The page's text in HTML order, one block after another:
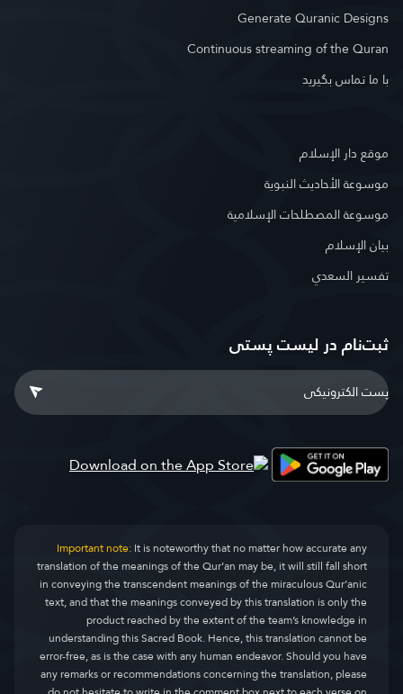
Generate Quranic Designs
Continuous streaming of the Quran
با ما تماس بگیرید
موقع دار الإسلام
موسوعة الأحاديث النبوية
موسوعة المصطلحات الإسلامية
بيان الإسلام
تفسير السعدي
ثبت‌نام در ليست پستى
Important note:It is noteworthy that no matter how accurate any
translation of the meanings of the Qur’an may be, it will still fall short
in conveying the transcendent meanings of the miraculous Qur’anic
text, and that the meanings conveyed by this translation is only the
product reached by the extent of the team’s knowledge in
understanding this Sacred Book. Hence, this translation cannot be
error-free, as is the case with any human endeavor. Should you have
any remarks or recommendations concerning the translation, please